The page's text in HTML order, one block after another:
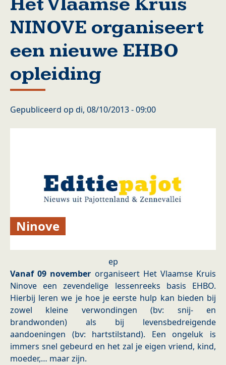
NINOVE organiseert
een nieuwe EHBO
opleiding
Gepubliceerd op di, 08/10/2013 - 09:00
Ninove
ep
Vanaf 09 november organiseert Het Vlaamse Kruis
Ninove een zevendelige lessenreeks basis EHBO.
Hierbij leren we je hoe je eerste hulp kan bieden bij
zowel kleine verwondingen (bv: snij- en
brandwonden) als bij levensbedreigende
aandoeningen (bv: hartstilstand). Een ongeluk is
immers snel gebeurd en het zal je eigen vriend, kind,
moeder,… maar zijn.